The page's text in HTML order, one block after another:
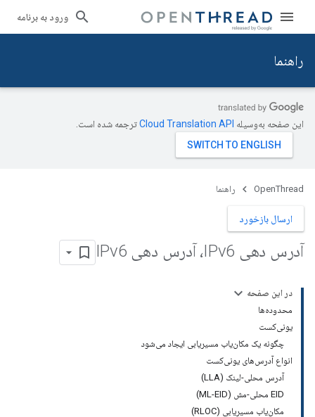
ورود به برنامه
راهنما
این صفحه به‌وسیله ترجمه شده است.
OpenThread راهنما
ارسال بازخورد
آدرس دهی IPv6، آدرس دهی IPv6
در این صفحه
محدوده‌ها
یونی‌کست
چگونه یک مکان‌یاب مسیریابی ایجاد می‌شود
انواع آدرس‌های یونی‌کست
آدرس محلی-لینک (LLA)
EID محلی-مش (ML-EID)
مکان‌یاب مسیریابی (RLOC)